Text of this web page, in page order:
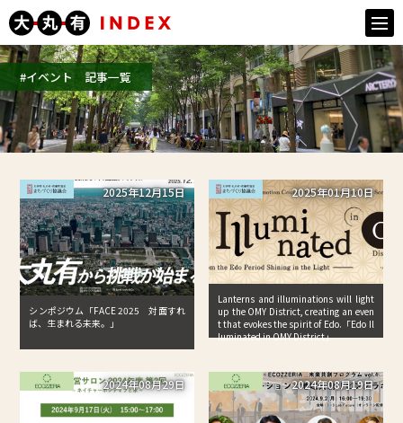
#イベント 記事一覧
2025年12月15日
シンポジウム「FACE 2025 対面すれ
ば、生まれる未来。」
2025年01月10日
Lanterns and illuminations will light
up the OMY District, creating an even
t that evokes the spirit of Edo.「Edo Il
luminated in OMY District」
2024年08月29日 2024年08月19日